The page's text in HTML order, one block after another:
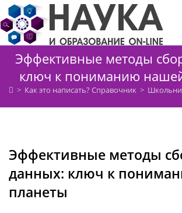
Перейти
к
содержимому
Эффективные методы
ключ к пониманию
> Как это написать? Справочник >
Эффективные методы
данных: ключ к
планеты